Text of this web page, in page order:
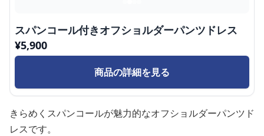
スパンコール付きオフショルダーパンツドレス
¥5,900
商品の詳細を見る
きらめくスパンコールが魅力的なオフショルダーパンツド
レスです。